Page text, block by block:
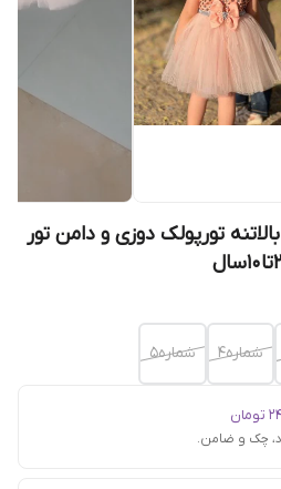
تورپولک دوزی و دامن تور
شماره4 شماره5
تومان